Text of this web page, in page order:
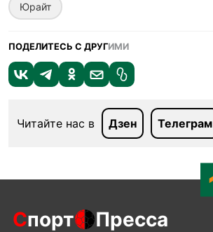
Юрайт
ПОДЕЛИТЕСЬ С ДРУГИМИ
Читайте нас в Дзен Телеграм
Спорт Пресса